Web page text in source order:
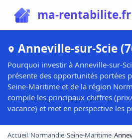
ma-rentabilite.fr
Anneville-sur-Scie
Pourquoi investir à Anneville-sur-
présente des opportunités portées
Seine-Maritime et de la région
compile les principaux chiffres
vacance) et met en perspective les
Accueil/Normandie/Seine-Maritime/